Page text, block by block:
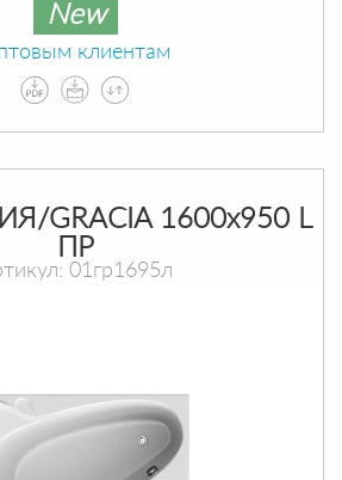
New
клиентам
GRACIA 1600х950 L
ПР
01гр1695л